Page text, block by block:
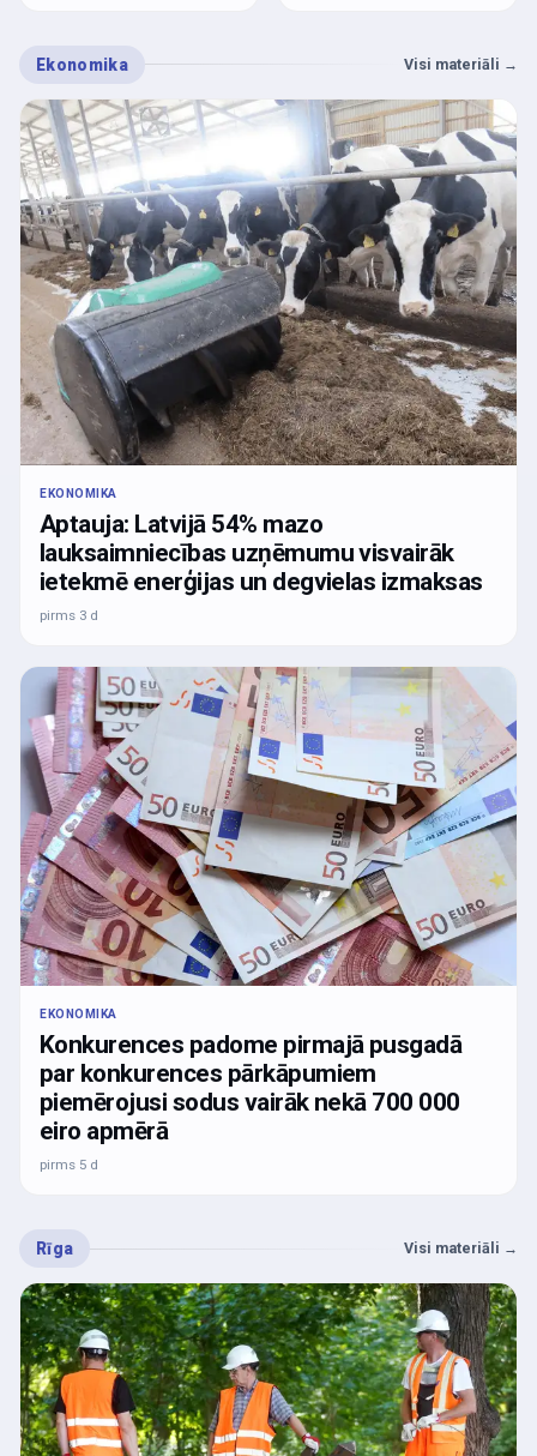
Ekonomika Visi materiāli →
EKONOMIKA
Aptauja: Latvijā 54% mazo
lauksaimniecības uzņēmumu visvairāk
ietekmē enerģijas un degvielas izmaksas
pirms 3 d
EKONOMIKA
Konkurences padome pirmajā pusgadā
par konkurences pārkāpumiem
piemērojusi sodus vairāk nekā 700 000
eiro apmērā
pirms 5 d
Rīga Visi materiāli →